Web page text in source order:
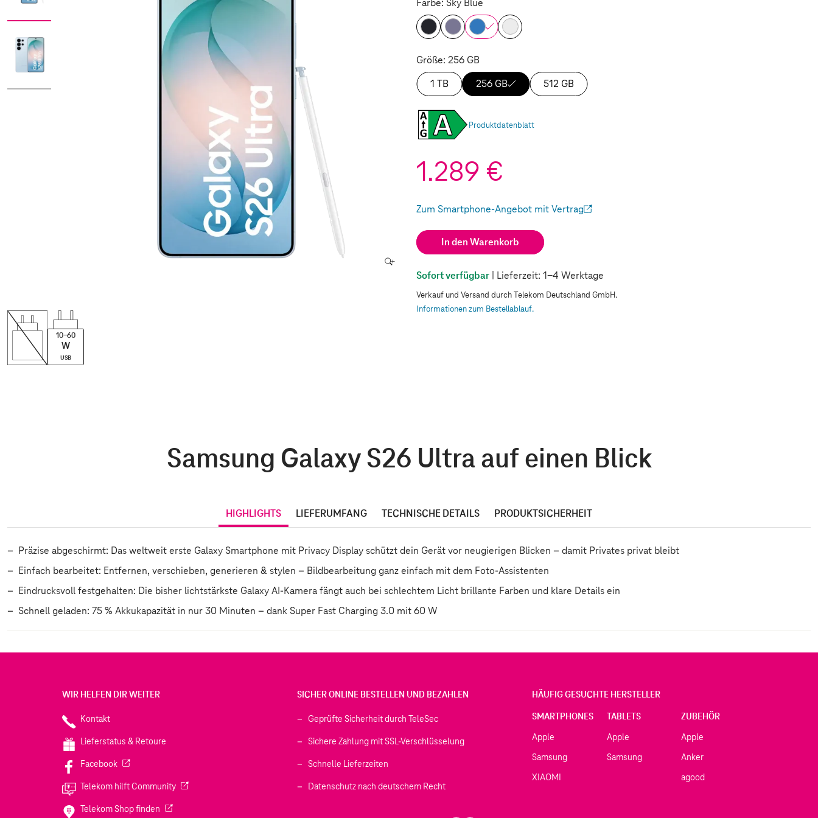
Farbe: Sky Blue
Größe: 256 GB
1 TB
256 GB 512 GB
Produktdatenblatt
1.289 €
Zum Smartphone-Angebot mit Vertrag
(Wird in einem neuen Tab geöffnet)
In den Warenkorb
Sofort verfügbar | Lieferzeit: 1-4 Werktage
Verkauf und Versand durch Telekom Deutschland GmbH.
Informationen zum Bestellablauf.
W
USB
10-60
Samsung Galaxy S26 Ultra auf einen Blick
HIGHLIGHTS LIEFERUMFANG TECHNISCHE DETAILS PRODUKTSICHERHEIT
Präzise abgeschirmt: Das weltweit erste Galaxy Smartphone mit Privacy Display schützt dein Gerät vor neugierigen Blicken – damit Privates privat bleibt
Einfach bearbeitet: Entfernen, verschieben, generieren & stylen – Bildbearbeitung ganz einfach mit dem Foto-Assistenten
Eindrucksvoll festgehalten: Die bisher lichtstärkste Galaxy AI-Kamera fängt auch bei schlechtem Licht brillante Farben und klare Details ein
Schnell geladen: 75 % Akkukapazität in nur 30 Minuten – dank Super Fast Charging 3.0 mit 60 W
WIR HELFEN DIR WEITER
Kontakt
Lieferstatus & Retoure
Facebook(Wird in einem neuen Tab geöffnet)
Telekom hilft Community(Wird in einem neuen Tab geöffnet)
Telekom Shop finden (Wird in einem neuen Tab geöffnet)
SICHER ONLINE BESTELLEN UND BEZAHLEN
Geprüfte Sicherheit durch TeleSec
Sichere Zahlung mit SSL-Verschlüsselung
Schnelle Lieferzeiten
Datenschutz nach deutschem Recht
HÄUFIG GESUCHTE HERSTELLER
SMARTPHONES
Apple
Samsung
XIAOMI
TABLETS
Apple
Samsung
ZUBEHÖR
Apple
Anker
agood